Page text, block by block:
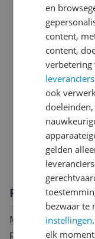
Mogelijke
Met zijn 6-inch
pixels, biedt de
en
content,
content,
verbetering
ook
gelden
bezwaar te
instellingen
elk